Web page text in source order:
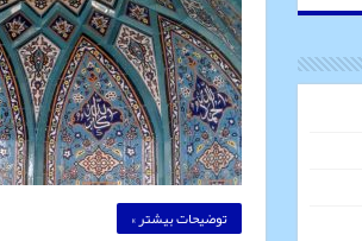
توضیحات بیشتر »